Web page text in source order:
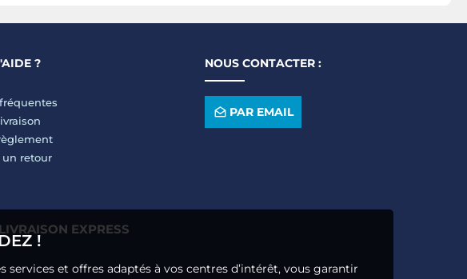
?
retour
NOUS CONTACTER :
PAR EMAIL
LIVRAISON EXPRESS
!
et offres adaptés à vos centres d’intérêt, vous garantir